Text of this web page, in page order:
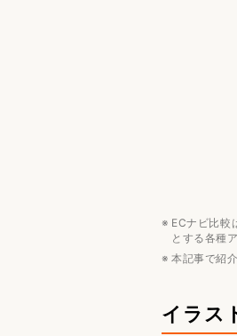
ECナビ比較
とする各種
本記事で紹
イラス